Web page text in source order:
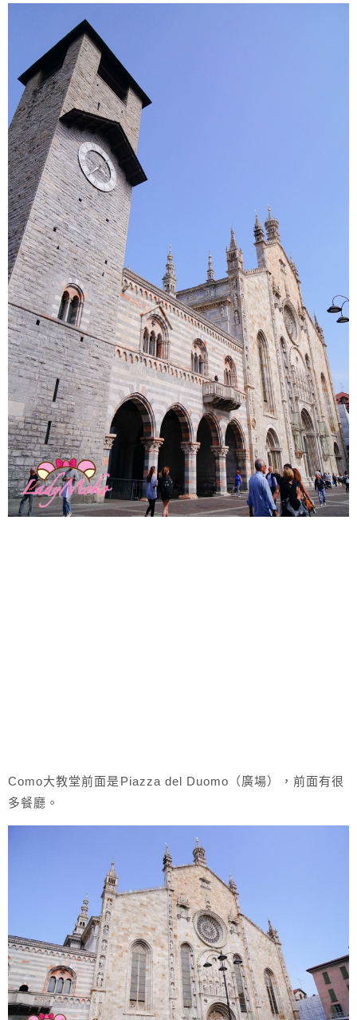
Como大教堂前面是Piazza del Duomo（廣場），前面有很
多餐廳。